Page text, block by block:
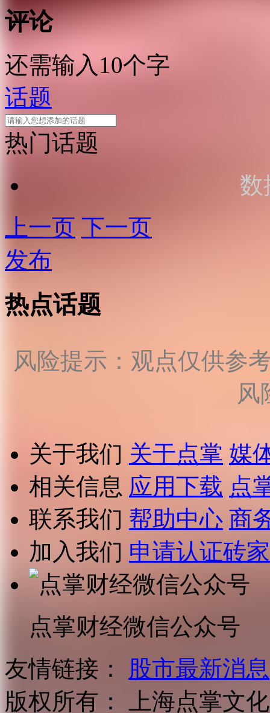
评论
还需输入10个字
话题
热门话题
数
上一页 下一页
发布
热点话题
风险提示：观点仅供参
风
关于我们 关于点掌 媒
相关信息 应用下载 点
联系我们 帮助中心 商
加入我们 申请认证砖家
点掌财经微信公众号
友情链接：
股市最新消息
版权所有：
上海点掌文